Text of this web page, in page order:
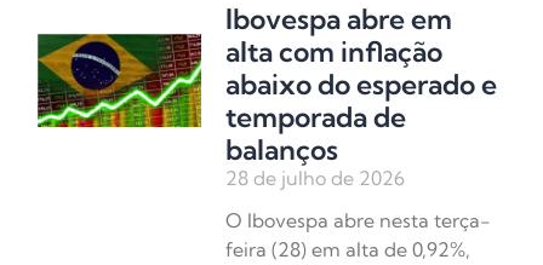
Ibovespa abre em
alta com inflação
abaixo do esperado e
temporada de
balanços
28 de julho de 2026
O Ibovespa abre nesta terça-
feira (28) em alta de 0,92%,